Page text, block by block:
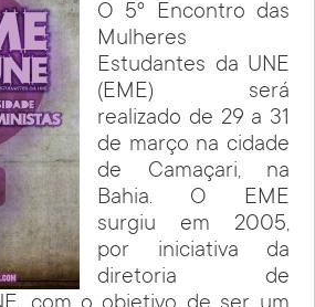
O 5º Encontro das
Mulheres
Estudantes da UNE
(EME) será
realizado de 29 a 31
de março na cidade
de Camaçari, na
Bahia. O EME
surgiu em 2005,
por iniciativa da
diretoria de